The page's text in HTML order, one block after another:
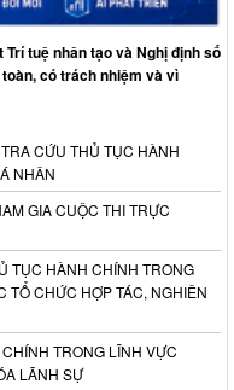
tuệ nhân tạo và Nghị định số
có trách nhiệm và vì
CỨU THỦ TỤC HÀNH
NHÂN
GIA CUỘC THI TRỰC
TỤC HÀNH CHÍNH TRONG
TỔ CHỨC HỢP TÁC, NGHIÊN
TRONG LĨNH VỰC
LÃNH SỰ